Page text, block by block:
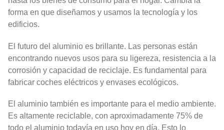
forma en que diseñamos y usamos la tecnología y los
edificios.
El futuro del aluminio es brillante. Las personas están
encontrando nuevos usos para su ligereza, resistencia a la
corrosión y capacidad de reciclaje. Es fundamental para
fabricar coches eléctricos y envases ecológicos.
El aluminio también es importante para el medio ambiente.
Es altamente reciclable, con aproximadamente 75% de
todo el aluminio todavía en uso hoy en día. Esto lo